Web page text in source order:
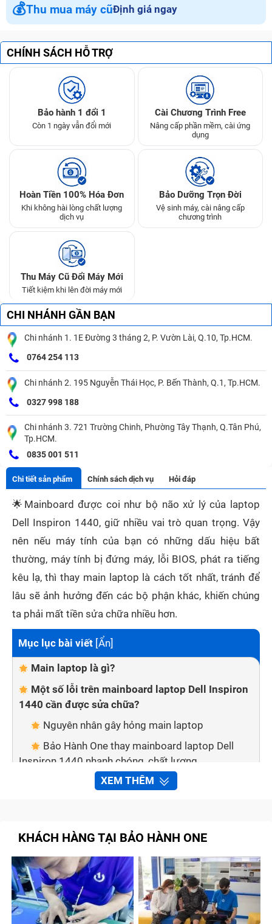
💰Thu mua máy cũĐịnh giá ngay
CHÍNH SÁCH HỖ TRỢ
Bảo hành 1 đổi 1
Còn 1 ngày vẫn đổi mới
Cài Chương Trình Free
Nâng cấp phần mềm, cài ứng
dụng
Hoàn Tiền 100% Hóa Đơn
Khi không hài lòng chất lượng
dịch vụ
Bảo Dưỡng Trọn Đời
Vệ sinh máy, cài nâng cấp
chương trình
Thu Máy Cũ Đổi Máy Mới
Tiết kiệm khi lên đời máy mới
CHI NHÁNH GẦN BẠN
Chi nhánh 1. 1E Đường 3 tháng 2, P. Vườn Lài, Q.10, Tp.HCM.
0764 254 113
Chi nhánh 2. 195 Nguyễn Thái Học, P. Bến Thành, Q.1, Tp.HCM.
0327 998 188
Chi nhánh 3. 721 Trường Chinh, Phường Tây Thạnh, Q.Tân Phú,
Tp.HCM.
0835 001 511
Chi tiết sản phẩm Chính sách dịch vụ Hỏi đáp
🌟 Mainboard được coi như bộ não xử lý của laptop
Dell Inspiron 1440, giữ nhiều vai trò quan trọng. Vậy
nên nếu máy tính của bạn có những dấu hiệu bất
thường, máy tính bị đứng máy, lỗi BIOS, phát ra tiếng
kêu lạ, thì thay main laptop là cách tốt nhất, tránh để
lâu sẽ ảnh hưởng đến các bộ phận khác, khiến chúng
ta phải mất tiền sửa chữa nhiều hơn.
Mục lục bài viết [Ẩn]
Main laptop là gì?
Một số lỗi trên mainboard laptop Dell Inspiron
1440 cần được sửa chữa?
Nguyên nhân gây hỏng main laptop
Bảo Hành One thay mainboard laptop Dell
Inspiron 1440 nhanh chóng, chất lượng
Quy trình sửa chữa mainboard tại trung tâm
hợp với laptop Dell Inspiron 1440
Bước 2: Báo giá cho khách hàng
Bước 3: Lắp mainboard mới cho laptop Dell
Inspiron 1440
Bước 4: Dán Tem bảo hành và thanh toán
XEM THÊM
KHÁCH HÀNG TẠI BẢO HÀNH ONE